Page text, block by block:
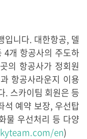
입니다. 대한항공, 델
4개 항공사의 주도하
의 항공사가 정회원
항공사라운지 이용
. 스카이팀 회원은 등
석 예약 보장, 우선탑
물 우선처리 등 다양
en)